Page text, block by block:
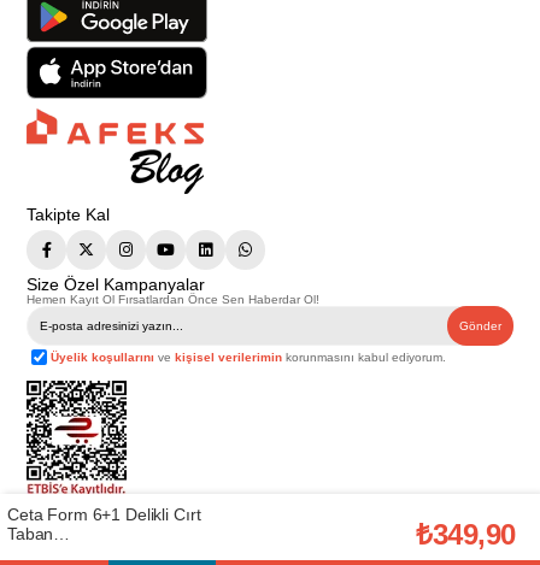
Takipte Kal
Size Özel Kampanyalar
Hemen Kayıt Ol Fırsatlardan Önce Sen Haberdar Ol!
Gönder
Üyelik koşullarını vekişisel verilerimin korunmasını kabul ediyorum.
Telif Hakkı © 2026Afeks Yapı Market
. Tüm hakları saklıdır.
Bu web sitesindeki tüm ürünler ticari amaçlıdır. Web sitemizde yer alan
görsel ve yazılı içerikler firmamıza ait olup, firmamızın yazılı izni alınmadan
Ceta Form 6+1 Delikli Cırt
Taban
₺349,90